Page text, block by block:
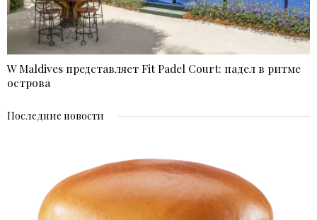
W Maldives представляет Fit Padel Court: падел в ритме
острова
Последние новости